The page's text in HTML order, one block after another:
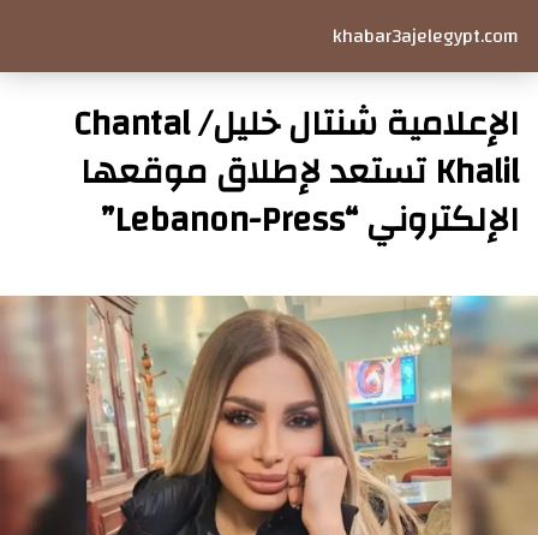
khabar3ajelegypt.com
الإعلامية شنتال خليل/ Chantal
Khalil تستعد لإطلاق موقعها
الإلكتروني “Lebanon-Press”